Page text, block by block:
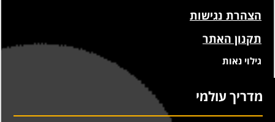
הצהרת נגישות
תקנון האתר
גילוי נאות
מדריך עולמי